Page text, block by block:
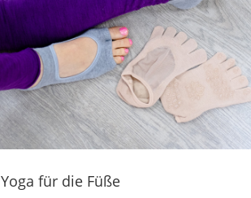
Yoga für die Füße